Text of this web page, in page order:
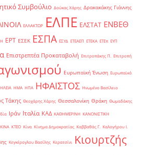
Συμβούλιο Δούκας Χάρης Δρακακάκης Γιάννης
ΕΛΛΑΚΤΩΡ ΕΛΠΕ ΕΛΣΤΑΤ ΕΝΒΕΘ
ΕΡΤ ΕΣΕΚ ΕΣΠΑ ΕΣΥΔ ΕΤΕΑΕΠ ΕΤΕΚΑ ΕΤΕπ ΕΥΠ
Επιστρεπτέα Προκαταβολή Επιτροπάκης Π. Επιτροπή
Ευρωπαϊκή Ένωση Ευρωπαϊκό
ΗΛΕΙΑ ΗΜΑ ΗΠΑ ΗΦΑΙΣΤΟΣ Ηνωμένο Βασίλειο
Τάκης Θεοχάρης Χάρης Θεσσαλονίκη Θράκη Θωμαδάκης
Ιράν Ιταλία ΚΑΔ ΚΑΘΗΜΕΡΙΝΗ ΚΑΝΟΝΙΣΤΙΚΗ
ΚΙΝΑ ΚΤΕΟ Κίνα Κίνημα Δημοκρατίας Καββαθάς Γ. Καλογήρου Ι.
Κεγκέρογλου Βασίλης Κερατσίνι
Κιουρτζής